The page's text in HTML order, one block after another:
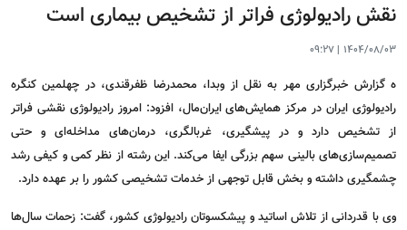
نقش رادیولوژی فراتر از تشخیص بیماری است
1404/08/03
|
09:27
ه گزارش خبرگزاری مهر به نقل از وبدا، محمدرضا ظفرقندی، در چهلمین کنگره
رادیولوژی ایران در مرکز همایش‌های ایران‌مال، افزود: امروز رادیولوژی نقشی فراتر
از تشخیص دارد و در پیشگیری، غربالگری، درمان‌های مداخله‌ای و حتی
تصمیم‌سازی‌های بالینی سهم بزرگی ایفا می‌کند. این رشته از نظر کمی و کیفی رشد
چشمگیری داشته و بخش قابل توجهی از خدمات تشخیصی کشور را بر عهده دارد.
وی با قدردانی از تلاش اساتید و پیشکسوتان رادیولوژی کشور، گفت: زحمات سال‌ها